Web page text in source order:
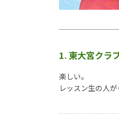
1. 東大宮クラ
楽しい。
レッスン生の人